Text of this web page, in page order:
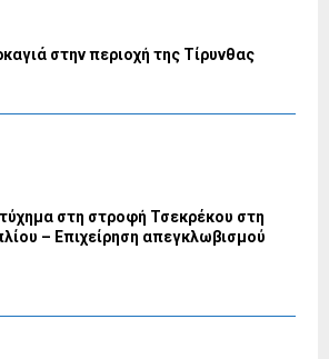
στην περιοχή της Τίρυνθας
στη στροφή Τσεκρέκου στη
– Επιχείρηση απεγκλωβισμού